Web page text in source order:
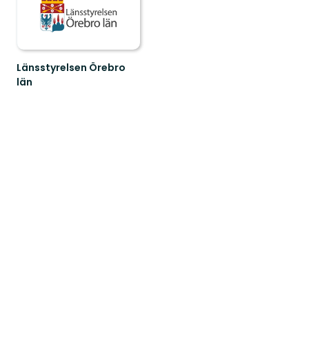
Länsstyrelsen Örebro
län